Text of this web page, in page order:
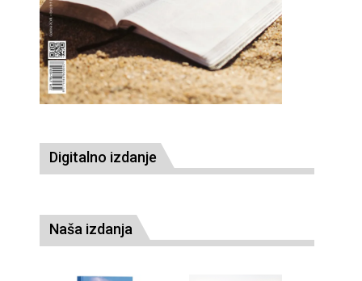
Digitalno izdanje
Naša izdanja